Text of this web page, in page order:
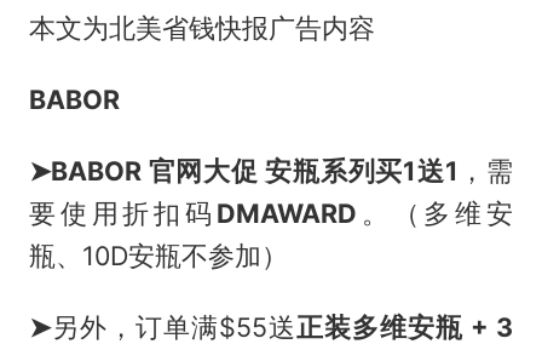
本文为北美省钱快报广告内容
BABOR
➤BABOR 官网大促 安瓶系列买1送1 ，需
要使用折扣码 DMAWARD 。（多维安
瓶、10D安瓶不参加）
➤另外，订单满$55送正装多维安瓶 + 3